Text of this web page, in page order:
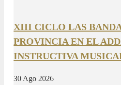
XIII CICLO LAS
PROVINCIA EN EL
INSTRUCTIVA
30 Ago 2026